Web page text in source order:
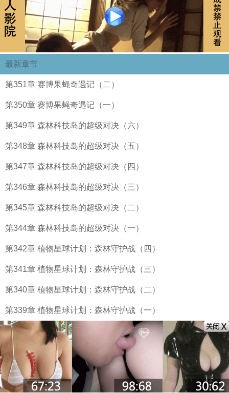
最新章节
第351章 赛博果蝇奇遇记（二）
第350章 赛博果蝇奇遇记（一）
第349章 森林科技岛的超级对决（六）
第348章 森林科技岛的超级对决（五）
第347章 森林科技岛的超级对决（四）
第346章 森林科技岛的超级对决（三）
第345章 森林科技岛的超级对决（二）
第344章 森林科技岛的超级对决（一）
第342章 植物星球计划：森林守护战（四）
第341章 植物星球计划：森林守护战（三）
第340章 植物星球计划：森林守护战（二）
第339章 植物星球计划：森林守护战（一）